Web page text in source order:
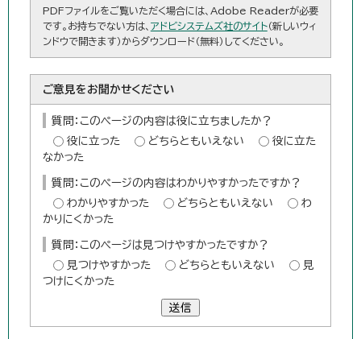
PDFファイルをご覧いただく場合には、Adobe Readerが必要
です。お持ちでない方は、 アドビシステムズ社のサイト（新しいウィ
ンドウで開きます）からダウンロード（無料）してください。
ご意見をお聞かせください
質問：このページの内容は役に立ちましたか？
役に立った
どちらともいえない
役に立た
なかった
質問：このページの内容はわかりやすかったですか？
わかりやすかった
どちらともいえない
わ
かりにくかった
質問：このページは見つけやすかったですか？
見つけやすかった
どちらともいえない
見
つけにくかった
送信